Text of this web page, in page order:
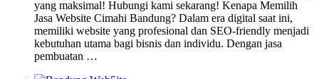
yang maksimal! Hubungi kami sekarang! Kenapa Memilih
Jasa Website Cimahi Bandung? Dalam era digital saat ini,
memiliki website yang profesional dan SEO-friendly menjadi
kebutuhan utama bagi bisnis dan individu. Dengan jasa
pembuatan …